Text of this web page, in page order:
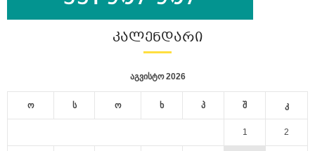
ᲙᲐᲚᲔᲜᲓᲐᲠᲘ
აგვისტო 2026
ო ს ო ხ პ შ კ
1 2